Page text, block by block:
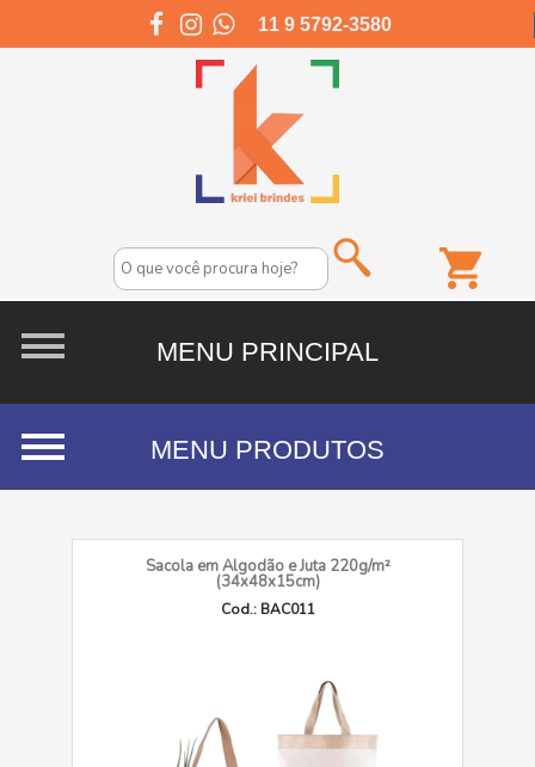
11 9 5792-3580
Sacola em Algodão e Juta 220g/m²
(34x48x15cm)
Cod.: BAC011